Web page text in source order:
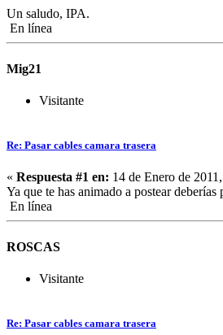
Un saludo, IPA.
En línea
Mig21
Visitante
Re: Pasar cables camara trasera
« Respuesta #1 en: 14 de Enero de
Ya que te has animado a postear
En línea
ROSCAS
Visitante
Re: Pasar cables camara trasera